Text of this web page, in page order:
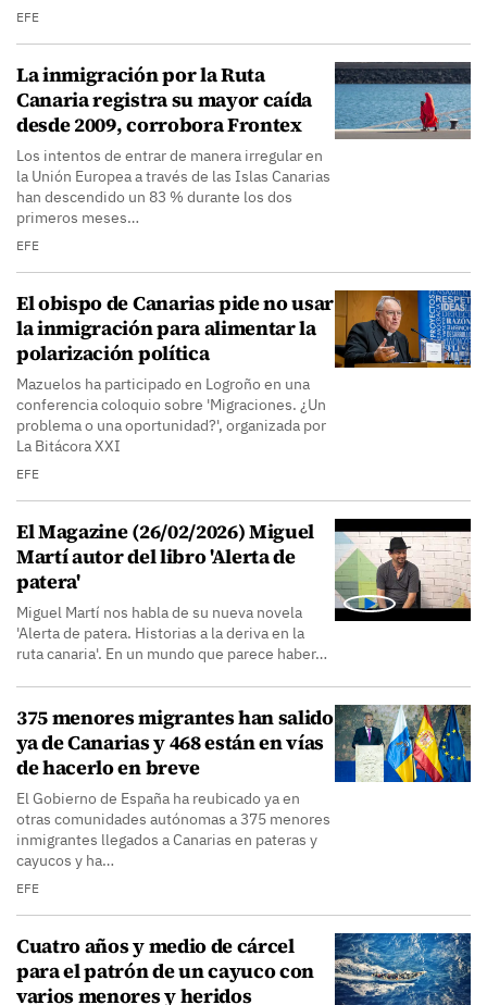
EFE
La inmigración por la Ruta
Canaria registra su mayor caída
desde 2009, corrobora Frontex
Los intentos de entrar de manera irregular en
la Unión Europea a través de las Islas Canarias
han descendido un 83 % durante los dos
primeros meses…
EFE
El obispo de Canarias pide no usar
la inmigración para alimentar la
polarización política
Mazuelos ha participado en Logroño en una
conferencia coloquio sobre 'Migraciones. ¿Un
problema o una oportunidad?', organizada por
La Bitácora XXI
EFE
El Magazine (26/02/2026) Miguel
Martí autor del libro 'Alerta de
patera'
Miguel Martí nos habla de su nueva novela
'Alerta de patera. Historias a la deriva en la
ruta canaria'. En un mundo que parece haber…
375 menores migrantes han salido
ya de Canarias y 468 están en vías
de hacerlo en breve
El Gobierno de España ha reubicado ya en
otras comunidades autónomas a 375 menores
inmigrantes llegados a Canarias en pateras y
cayucos y ha…
EFE
Cuatro años y medio de cárcel
para el patrón de un cayuco con
varios menores y heridos